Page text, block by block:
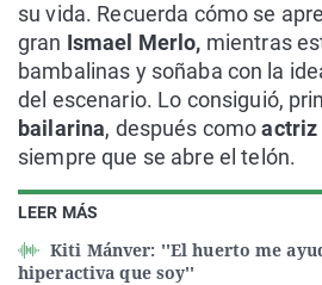
LEER MÁS
Kiti Mánver: ''El huerto me
hiperactiva que soy''
su vida. Recuerda cómo se
gran Ismael Merlo, mientras
bambalinas y soñaba con la
del escenario. Lo consiguió,
bailarina, después comoactriz
siempre que se abre el telón.